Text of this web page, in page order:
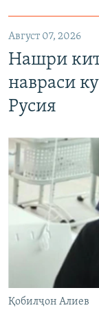
Август 07, 2026
Нашри
навраси
Русия
Қобилҷон Алиев